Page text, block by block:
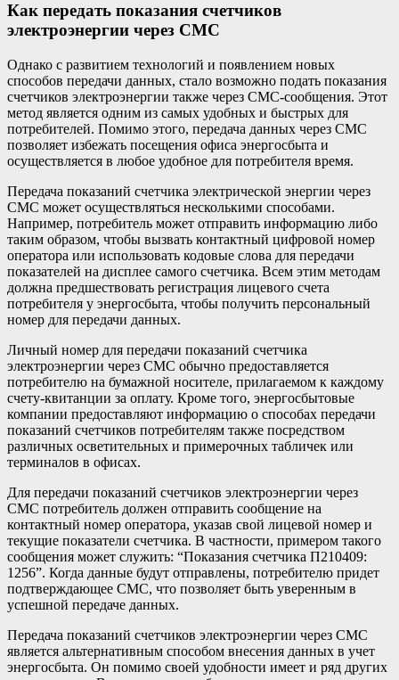
Как передать показания счетчиков
электроэнергии через СМС
Однако с развитием технологий и появлением новых
способов передачи данных, стало возможно подать показания
счетчиков электроэнергии также через СМС-сообщения. Этот
метод является одним из самых удобных и быстрых для
потребителей. Помимо этого, передача данных через СМС
позволяет избежать посещения офиса энергосбыта и
осуществляется в любое удобное для потребителя время.
Передача показаний счетчика электрической энергии через
СМС может осуществляться несколькими способами.
Например, потребитель может отправить информацию либо
таким образом, чтобы вызвать контактный цифровой номер
оператора или использовать кодовые слова для передачи
показателей на дисплее самого счетчика. Всем этим методам
должна предшествовать регистрация лицевого счета
потребителя у энергосбыта, чтобы получить персональный
номер для передачи данных.
Личный номер для передачи показаний счетчика
электроэнергии через СМС обычно предоставляется
потребителю на бумажной носителе, прилагаемом к каждому
счету-квитанции за оплату. Кроме того, энергосбытовые
компании предоставляют информацию о способах передачи
показаний счетчиков потребителям также посредством
различных осветительных и примерочных табличек или
терминалов в офисах.
Для передачи показаний счетчиков электроэнергии через
СМС потребитель должен отправить сообщение на
контактный номер оператора, указав свой лицевой номер и
текущие показатели счетчика. В частности, примером такого
сообщения может служить: “Показания счетчика П210409:
1256”. Когда данные будут отправлены, потребителю придет
подтверждающее СМС, что позволяет быть уверенным в
успешной передаче данных.
Передача показаний счетчиков электроэнергии через СМС
является альтернативным способом внесения данных в учет
энергосбыта. Он помимо своей удобности имеет и ряд других